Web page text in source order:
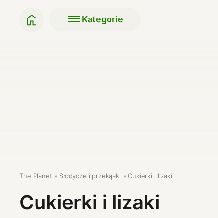
Kategorie
The Planet Słodycze i przekąski Cukierki i lizaki
Cukierki i lizaki